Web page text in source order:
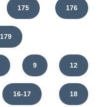
175 176
179
9 12
16-17 18